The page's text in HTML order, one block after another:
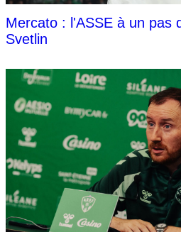
Mercato : l'ASSE à un pas
Svetlin